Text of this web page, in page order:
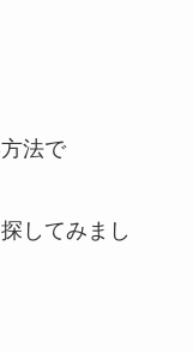
法で
してみまし